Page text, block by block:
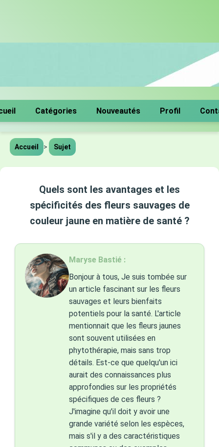
Catégories Nouveautés Profil
Accueil > Sujet
Quels sont les avantages et les
spécificités des fleurs sauvages de
couleur jaune en matière de santé ?
Maryse Bastié :
Bonjour à tous, Je suis tombée sur
un article fascinant sur les fleurs
sauvages et leurs bienfaits
potentiels pour la santé. L'article
mentionnait que les fleurs jaunes
sont souvent utilisées en
phytothérapie, mais sans trop
détails. Est-ce que quelqu'un ici
aurait des connaissances plus
approfondies sur les propriétés
spécifiques de ces fleurs ?
J'imagine qu'il doit y avoir une
grande variété selon les espèces,
mais s'il y a des caractéristiques